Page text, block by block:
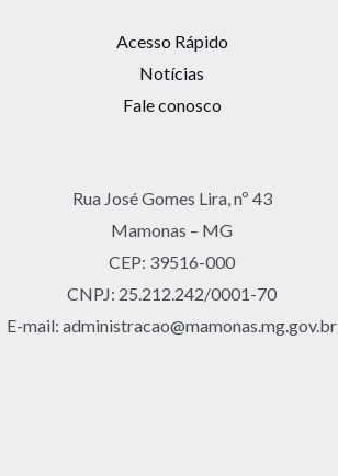
Acesso Rápido
Notícias
Fale conosco
Rua José Gomes Lira, nº 43
Mamonas – MG
CEP: 39516-000
CNPJ: 25.212.242/0001-70
E-mail: administracao@mamonas.mg.gov.br